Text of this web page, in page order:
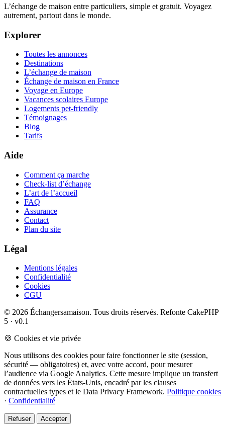
L’échange de maison entre particuliers, simple et gratuit. Voyagez
autrement, partout dans le monde.
Explorer
Toutes les annonces
Destinations
L’échange de maison
Échange de maison en France
Voyage en Europe
Vacances scolaires Europe
Logements pet-friendly
Témoignages
Blog
Tarifs
Aide
Comment ça marche
Check-list d’échange
L’art de l’accueil
FAQ
Assurance
Contact
Plan du site
Légal
Mentions légales
Confidentialité
Cookies
CGU
© 2026 Échangersamaison. Tous droits réservés. Refonte CakePHP
5 · v0.1
🍪 Cookies et vie privée
Nous utilisons des cookies pour faire fonctionner le site (session,
sécurité — obligatoires) et, avec votre accord, pour mesurer
l’audience via Google Analytics. Cette mesure implique un transfert
de données vers les États-Unis, encadré par les clauses
contractuelles types et le Data Privacy Framework. Politique cookies
· Confidentialité
Refuser Accepter